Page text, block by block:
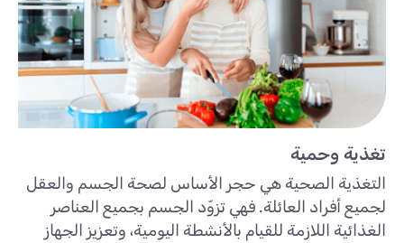
تغذية وحمية
التغذية الصحية هي حجر الأساس لصحة الجسم والعقل
لجميع أفراد العائلة. فهي تزوّد الجسم بجميع العناصر
الغذائية اللازمة للقيام بالأنشطة اليومية، وتعزيز الجهاز